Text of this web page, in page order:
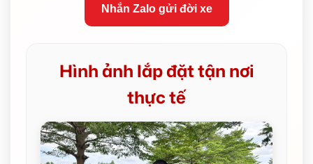
Nhắn Zalo gửi đời xe
Hình ảnh lắp đặt tận nơi
thực tế